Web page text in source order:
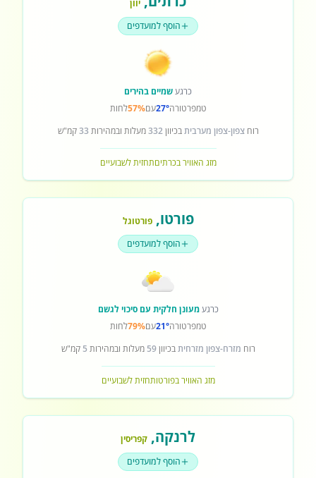
יוון
הוסף למועדפים
כרגעשמיים בהירים
טמפרטורה27°עם57%לחות
רוחצפון-צפון מערביתבכיוון332מעלות ובמהירות 33קמ"ש
מזג האוויר בכרתיםתחזית לשבועיים
פורטו,פורטוגל
הוסף למועדפים
כרגעמעונן חלקית עם סיכוי לגשם
טמפרטורה21°עם79%לחות
רוח מזרח-צפון מזרחיתבכיוון59 מעלות ובמהירות 5 קמ"ש
מזג האוויר בפורטותחזית לשבועיים
לרנקה, קפריסין
הוסף למועדפים